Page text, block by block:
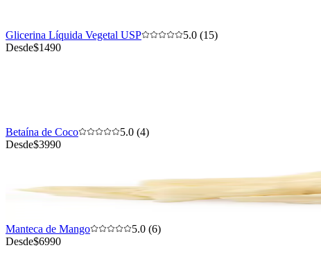
Glicerina Líquida Vegetal USP
5.0 (15)
Desde$1490
Betaína de Coco
5.0 (4)
Desde$3990
Manteca de Mango
5.0 (6)
Desde$6990